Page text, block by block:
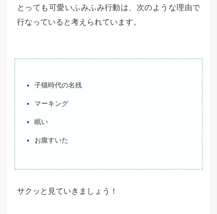
とっても可愛いふみふみ行動は、次のような理由で
行なっていると考えられています。
子猫時代の名残
マーキング
眠い
お腹すいた
サクッと見ていきましょう！